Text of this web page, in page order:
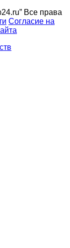
Все права
Согласие на